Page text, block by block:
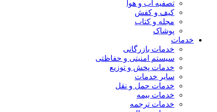
تصفیه آب و هوا
کیف و کفش
مجله و کتاب
پوشاک
خدمات
خدمات بازرگانی
سیستم امنیتی و حفاظتی
خدمات پخش و توزیع
سایر خدمات
خدمات حمل و نقل
خدمات بیمه
خدمات ترجمه